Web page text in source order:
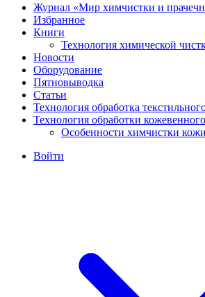
Журнал «Мир химчистки и
Избранное
Книги
Технология химической
Новости
Оборудование
Пятновыводка
Статьи
Технология обработка
Технология обработки
Особенности химчистки
Войти